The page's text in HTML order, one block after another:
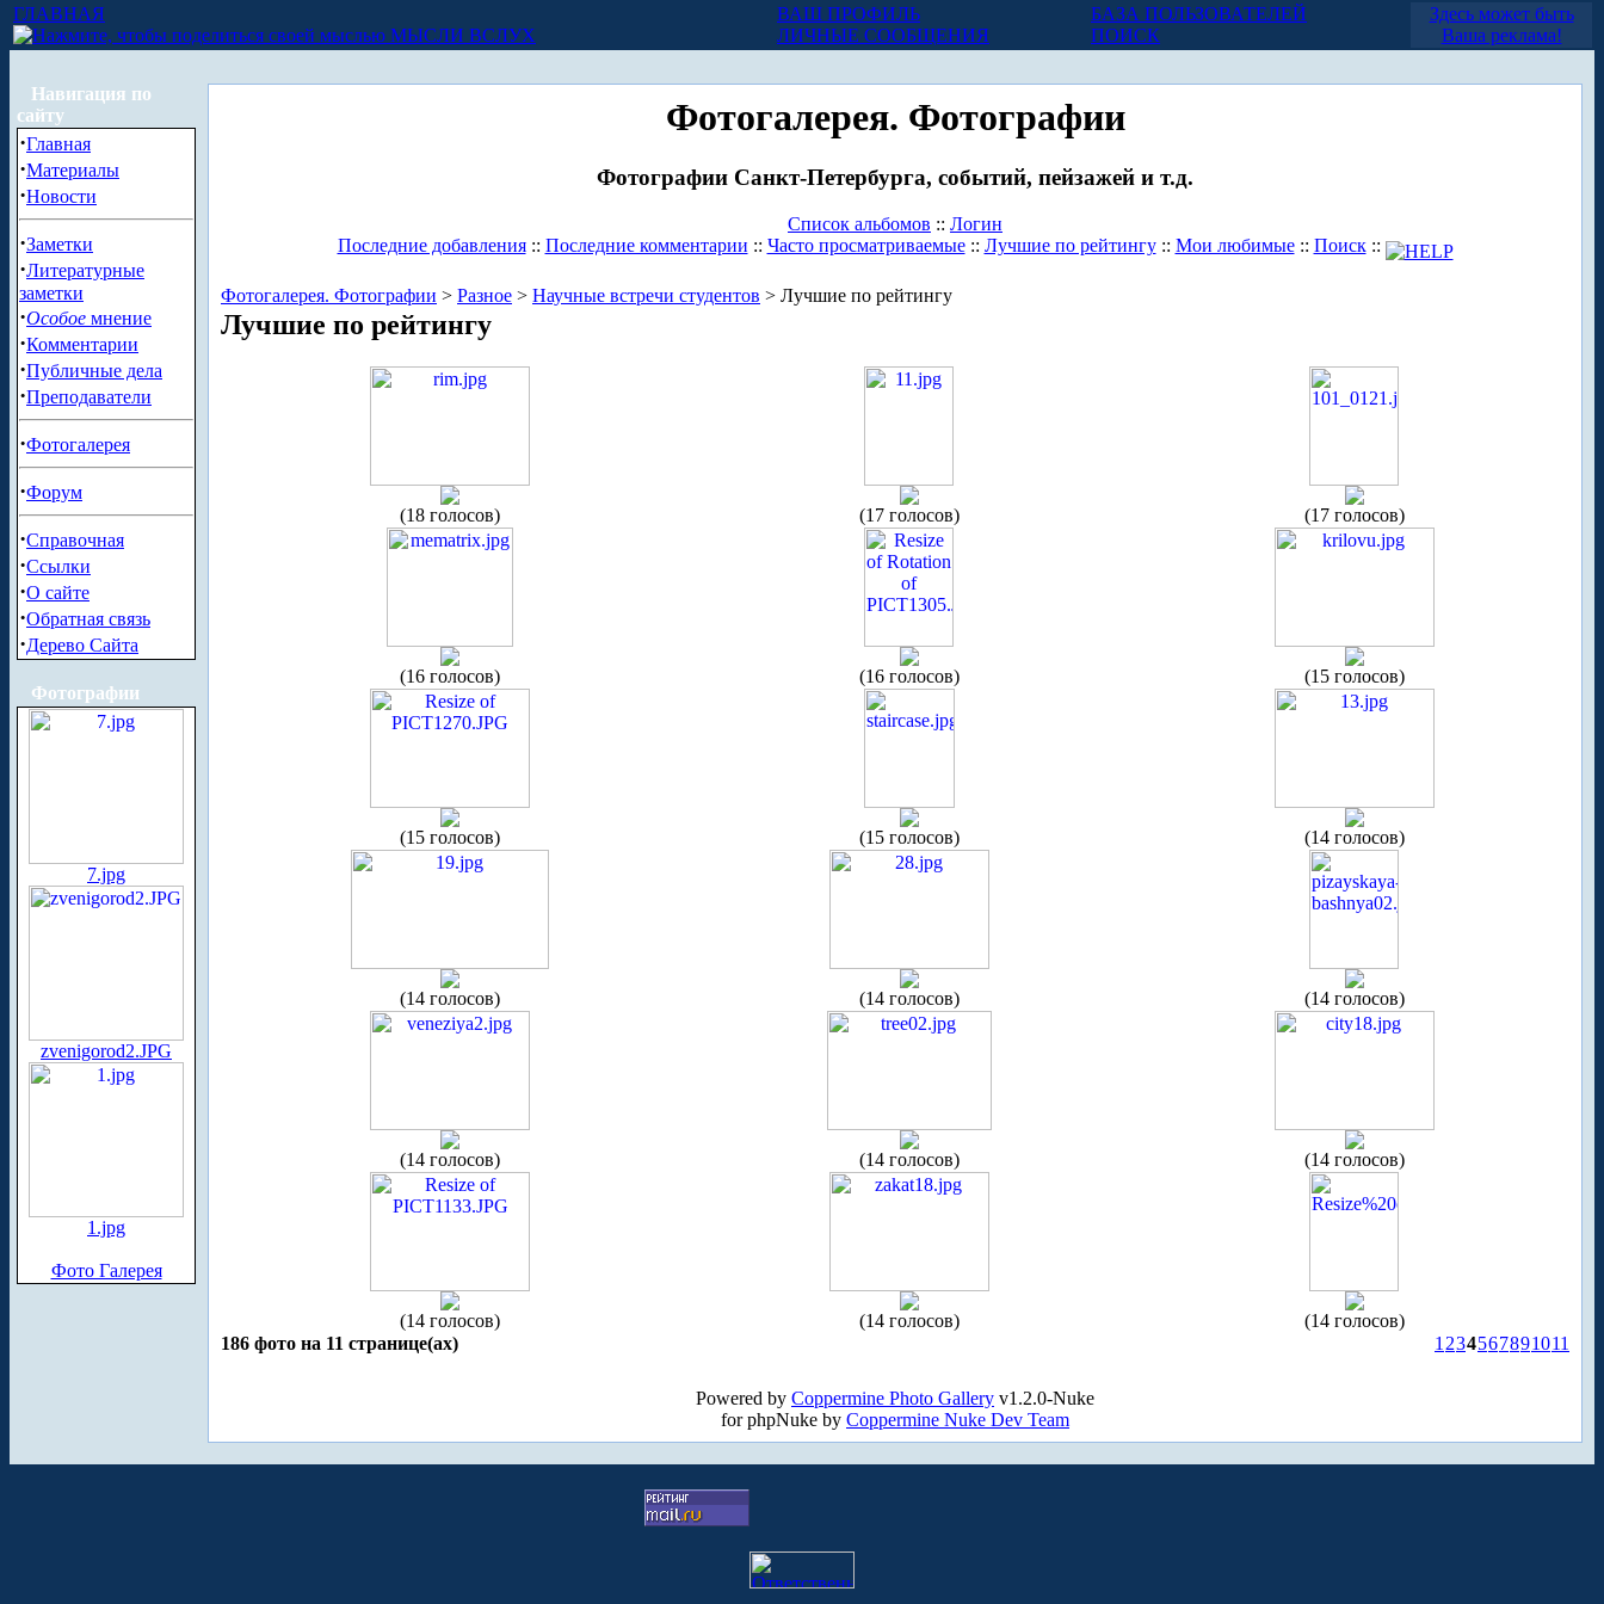
ГЛАВНАЯ
МЫСЛИ ВСЛУХ
ВАШ ПРОФИЛЬ
ЛИЧНЫЕ СООБЩЕНИЯ
БАЗА ПОЛЬЗОВАТЕЛЕЙ
ПОИСК
Здесь может быть
Ваша реклама!
Навигация по
сайту
·Главная
·Материалы
·Новости
·Заметки
·Литературные
заметки
·Особое мнение
·Комментарии
·Публичные дела
·Преподаватели
·Фотогалерея
·Форум
·Справочная
·Ссылки
·О сайте
·Обратная связь
·Дерево Сайта
Фотографии
7.jpg
zvenigorod2.JPG
1.jpg
Фото Галерея
Фотогалерея. Фотографии
Фотографии Санкт-Петербурга, событий, пейзажей и т.д.
Список альбомов :: Логин
Последние добавления:: Последние комментарии :: Часто просматриваемые:: Лучшие по рейтингу:: Мои любимые:: Поиск::
Фотогалерея. Фотографии > Разное > Научные встречи студентов > Лучшие по рейтингу
Лучшие по рейтингу
(18 голосов) (17 голосов) (17 голосов)
(16 голосов) (16 голосов) (15 голосов)
(15 голосов) (15 голосов) (14 голосов)
(14 голосов) (14 голосов) (14 голосов)
(14 голосов) (14 голосов) (14 голосов)
(14 голосов) (14 голосов)
(14 голосов)
186 фото на 11 странице(ах)
1 234567891011
Powered by Coppermine Photo Gallery v1.2.0-Nuke
for phpNuke by Coppermine Nuke Dev Team